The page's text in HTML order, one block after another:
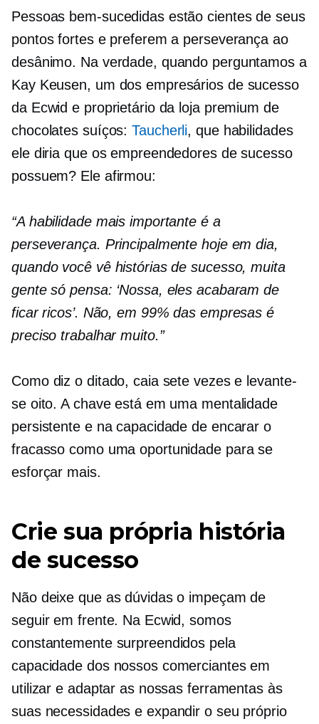
Pessoas bem-sucedidas estão cientes de seus
pontos fortes e preferem a perseverança ao
desânimo. Na verdade, quando perguntamos a
Kay Keusen, um dos empresários de sucesso
da Ecwid e proprietário da loja premium de
chocolates suíços:Taucherli, que habilidades
ele diria que os empreendedores de sucesso
possuem? Ele afirmou:
“A habilidade mais importante é a
perseverança. Principalmente hoje em dia,
quando você vê histórias de sucesso, muita
gente só pensa: ‘Nossa, eles acabaram de
ficar ricos’. Não, em 99% das empresas é
preciso trabalhar muito.”
Como diz o ditado, caia sete vezes e levante-
se oito. A chave está em uma mentalidade
persistente e na capacidade de encarar o
fracasso como uma oportunidade para se
esforçar mais.
Crie sua própria história
de sucesso
Não deixe que as dúvidas o impeçam de
seguir em frente. Na Ecwid, somos
constantemente surpreendidos pela
capacidade dos nossos comerciantes em
utilizar e adaptar as nossas ferramentas às
suas necessidades e expandir o seu próprio